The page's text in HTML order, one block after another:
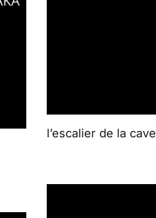
l’escalier de la cave